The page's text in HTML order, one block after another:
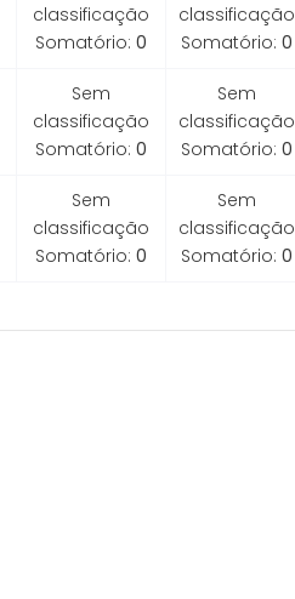
classificação
Somatório: 0
classificação
Somatório: 0
Sem
classificação
Somatório: 0
Sem
classificação
Somatório: 0
Sem
classificação
Somatório: 0
Sem
classificação
Somatório: 0